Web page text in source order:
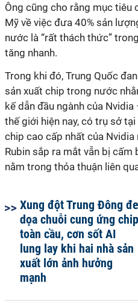
Ông cũng cho rằng mục
Mỹ về việc đưa 40% sản
nước là “rất thách thức”
tăng nhanh.
Trong khi đó, Trung Quốc
sản xuất chip trong nước
kế dẫn đầu ngành của
thế giới hiện nay, có trụ sở
chip cao cấp nhất của
Rubin sắp ra mắt vẫn bị cấm
nằm trong thỏa thuận liên
Xung đột Trung Đông đe
dọa chuỗi cung ứng chip
toàn cầu, cơn sốt AI
lung lay khi hai nhà sản
xuất lớn ảnh hưởng
mạnh